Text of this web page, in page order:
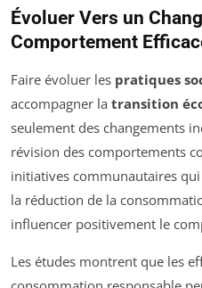
Évoluer Vers un
Comportement
Faire évoluer les pratiques
accompagner la transition
seulement des changements
révision des comportements
initiatives communautaires
la réduction de la
influencer positivement le
Les études montrent que les